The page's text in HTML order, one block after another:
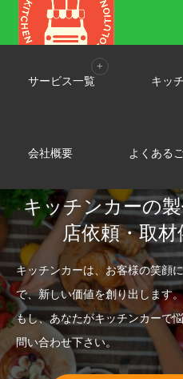
サービス一覧 キッ
会社概要 よくある
キッチン
キッチンカーの
店依頼・取
キッチンカーは、お客様の笑顔
で、新しい価値を創り出します。
もし、あなたがキッチンカーで
問い合わせ下さい。